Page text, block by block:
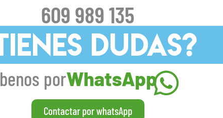
609 989 135
DUDAS?
porWhatsApp
Contactar por whatsApp